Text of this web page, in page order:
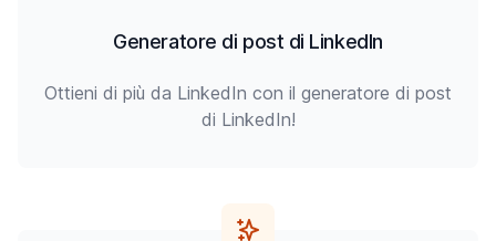
Generatore di post di LinkedIn
Ottieni di più da LinkedIn con il generatore di post
di LinkedIn!